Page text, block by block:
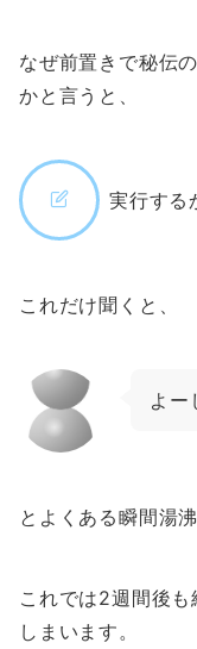
なぜ前置きで秘伝
かと言うと、
実行する
これだけ聞くと、
よー
とよくある瞬間湯
これでは2週間後
しまいます。